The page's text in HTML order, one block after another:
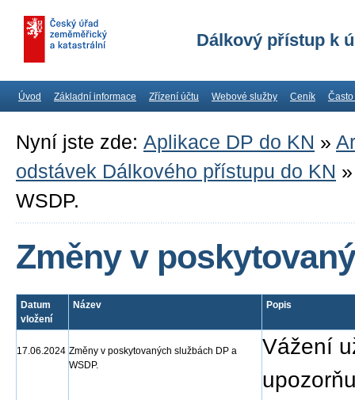
Dálkový přístup k
Úvod Základní informace Zřízení účtu Webové služby Ceník
Nyní jste zde: Aplikace DP do KN »
odstávek Dálkového přístupu do KN
WSDP.
Změny v
Datum
vložení
Název Popis
17.06.2024 Změny v poskytovaných službách DP a
WSDP.
Vážení